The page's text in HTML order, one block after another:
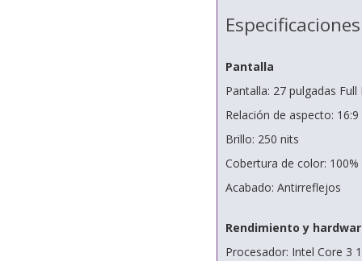
Especificaciones
Pantalla
Pantalla: 27 pulgadas
Relación de aspecto: 16:9
Brillo: 250 nits
Cobertura de color: 100%
Acabado: Antirreflejos
Rendimiento y
Procesador: Intel Core 3